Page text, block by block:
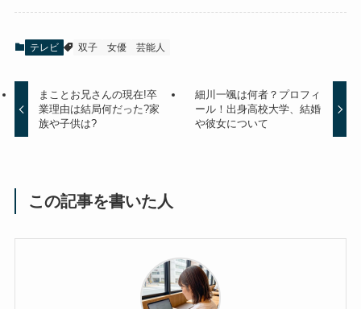
テレビ 双子 女優 芸能人
まことお兄さんの現在!卒
業理由は結局何だった?家
族や子供は?
細川一颯は何者？プロフィ
ール！出身高校大学、結婚
や彼女について
この記事を書いた人